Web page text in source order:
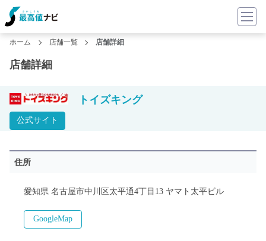
ホーム 店舗一覧 店舗詳細
店舗詳細
公式サイト
トイズキング
住所
愛知県 名古屋市中川区太平通4丁目13 ヤマト太平ビル
GoogleMap